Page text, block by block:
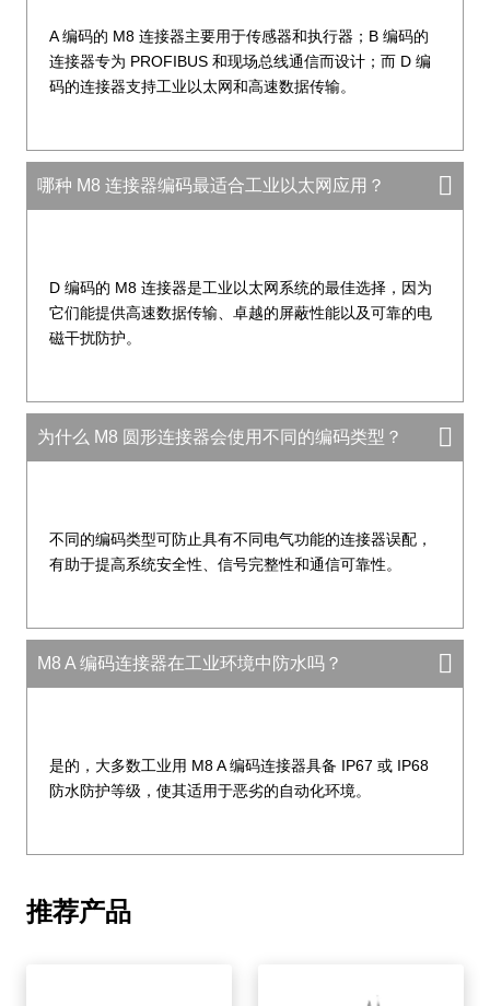
A 编码的 M8 连接器主要用于传感器和执行器；B 编码的
连接器专为 PROFIBUS 和现场总线通信而设计；而 D 编
码的连接器支持工业以太网和高速数据传输。
哪种 M8 连接器编码最适合工业以太网应用？
D 编码的 M8 连接器是工业以太网系统的最佳选择，因为
它们能提供高速数据传输、卓越的屏蔽性能以及可靠的电
磁干扰防护。
为什么 M8 圆形连接器会使用不同的编码类型？
不同的编码类型可防止具有不同电气功能的连接器误配，
有助于提高系统安全性、信号完整性和通信可靠性。
M8 A 编码连接器在工业环境中防水吗？
是的，大多数工业用 M8 A 编码连接器具备 IP67 或 IP68
防水防护等级，使其适用于恶劣的自动化环境。
推荐产品